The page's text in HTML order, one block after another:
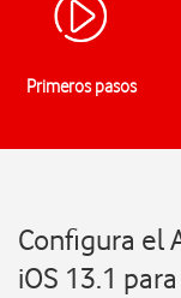
Primeros pasos
Configura el
iOS 13.1